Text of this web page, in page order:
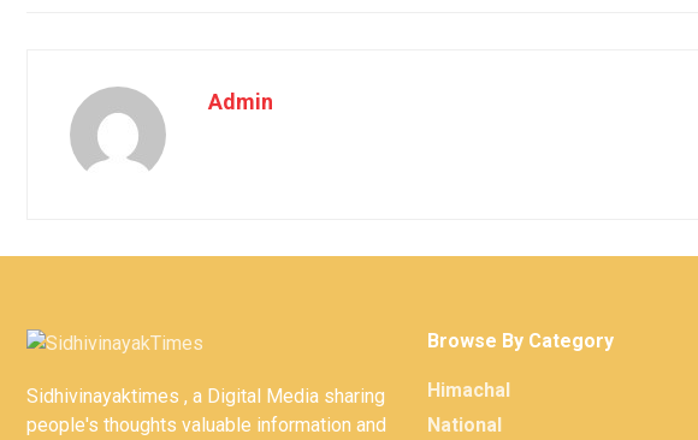
Admin
Sidhivinayaktimes , a Digital Media sharing
people's thoughts valuable information and
Browse By Category
Himachal
National